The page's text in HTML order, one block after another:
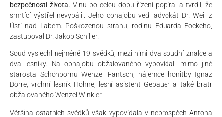
bezpečnosti života. Vinu po celou dobu řízení popíral a tvrdil, že
smrtící výstřel nevypálil. Jeho obhajobu vedl advokát Dr. Weil z
Ústí nad Labem. Poškozenou stranu, rodinu Eduarda Fockeho,
zastupoval Dr. Jakob Schiller.
Soud vyslechl nejméně 19 svědků, mezi nimi dva soudní znalce a
dva lesníky. Na obhajobu obžalovaného vypovídali mimo jiné
starosta Schönbornu Wenzel Pantsch, nájemce honitby Ignaz
Dörre, vrchní lesník Höhne, lesní asistent Gebauer a také bratr
obžalovaného Wenzel Winkler.
Většina ostatních svědků však vypovídala v neprospěch Antona